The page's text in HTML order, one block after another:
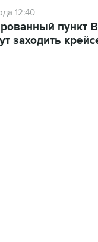
12:40
пункт
заходить